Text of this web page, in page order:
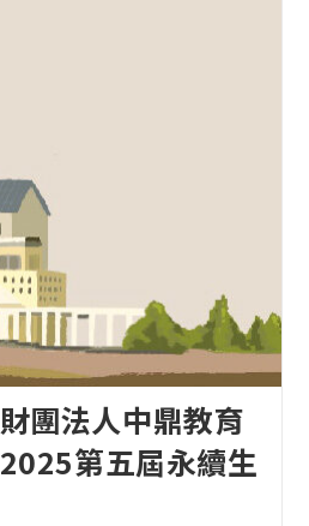
團法人中鼎教育
第五屆永續生